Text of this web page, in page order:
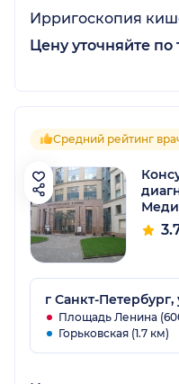
Ирригоскопия
Цену уточняйте по
Средний рейтинг
г Санкт-Петербург,
Площадь Ленина
Горьковская (1.7 км)